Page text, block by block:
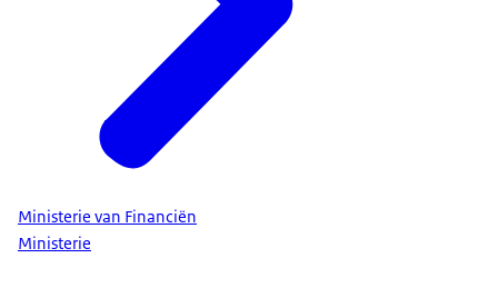
Ministerie van Financiën
Ministerie